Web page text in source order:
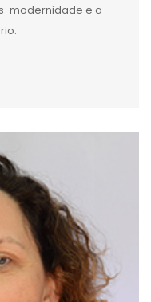
modernidade e a